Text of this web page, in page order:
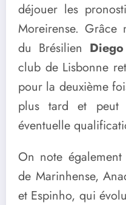
déjouer les
Moreirense. Grâce
du Brésilien
club de Lisbonne
pour la deuxième
plus tard et peut
éventuelle
On note
de Marinhense,
et Espinho, qui